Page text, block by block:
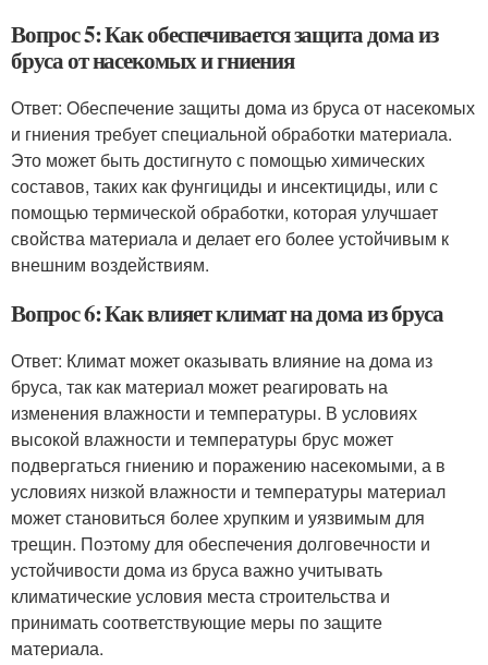
Вопрос 5: Как обеспечивается защита дома из
бруса от насекомых и гниения
Ответ: Обеспечение защиты дома из бруса от насекомых
и гниения требует специальной обработки материала.
Это может быть достигнуто с помощью химических
составов, таких как фунгициды и инсектициды, или с
помощью термической обработки, которая улучшает
свойства материала и делает его более устойчивым к
внешним воздействиям.
Вопрос 6: Как влияет климат на дома из бруса
Ответ: Климат может оказывать влияние на дома из
бруса, так как материал может реагировать на
изменения влажности и температуры. В условиях
высокой влажности и температуры брус может
подвергаться гниению и поражению насекомыми, а в
условиях низкой влажности и температуры материал
может становиться более хрупким и уязвимым для
трещин. Поэтому для обеспечения долговечности и
устойчивости дома из бруса важно учитывать
климатические условия места строительства и
принимать соответствующие меры по защите
материала.